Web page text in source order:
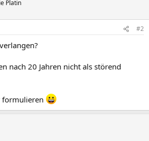
Platin
#2
nach 20 Jahren nicht als störend
formulieren